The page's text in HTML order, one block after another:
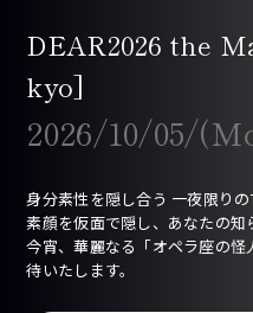
DEAR2026 the
kyo]
2026/10/05/
身分素性を隠し合う 一夜限りの
素顔を仮面で隠し、あなたの知
今宵、華麗なる「オペラ座の
待いたします。